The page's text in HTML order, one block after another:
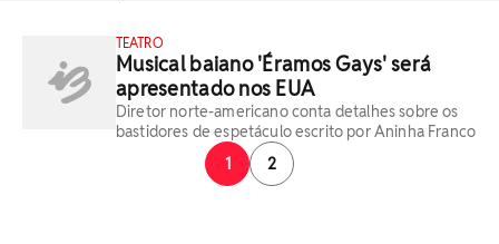
TEATRO
Musical baiano 'Éramos Gays' será
apresentado nos EUA
Diretor norte-americano conta detalhes sobre os
bastidores de espetáculo escrito por Aninha Franco
1
2